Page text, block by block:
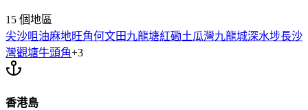
15 個地區
尖沙咀 油麻地旺角何文田九龍塘紅磡土瓜灣九龍城深水埗長沙
灣觀塘牛頭角+3
香港島